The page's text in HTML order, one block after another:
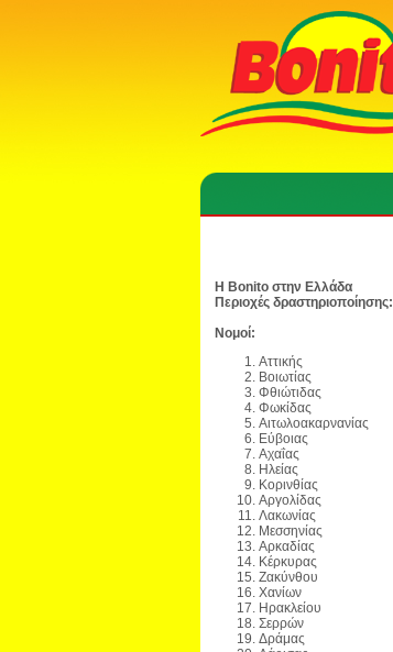
Η Bonito στην Ελλάδα
Περιοχές δραστηριοποίησης:
Νομοί:
Αττικής
Βοιωτίας
Φθιώτιδας
Φωκίδας
Αιτωλοακαρνανίας
Εύβοιας
Αχαΐας
Ηλείας
Κορινθίας
Αργολίδας
Λακωνίας
Μεσσηνίας
Αρκαδίας
Κέρκυρας
Ζακύνθου
Χανίων
Ηρακλείου
Σερρών
Δράμας